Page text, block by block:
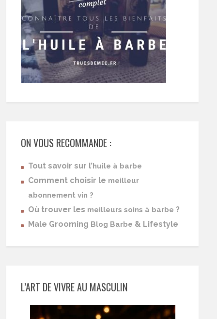
ON VOUS RECOMMANDE :
Tout savoir sur l’ huile à barbe
Comment choisir le meilleur
abonnement vin ?
Où trouver les meilleurs soins à barbe ?
Male Grooming Blog Barbe & Lifestyle
L’ART DE VIVRE AU MASCULIN